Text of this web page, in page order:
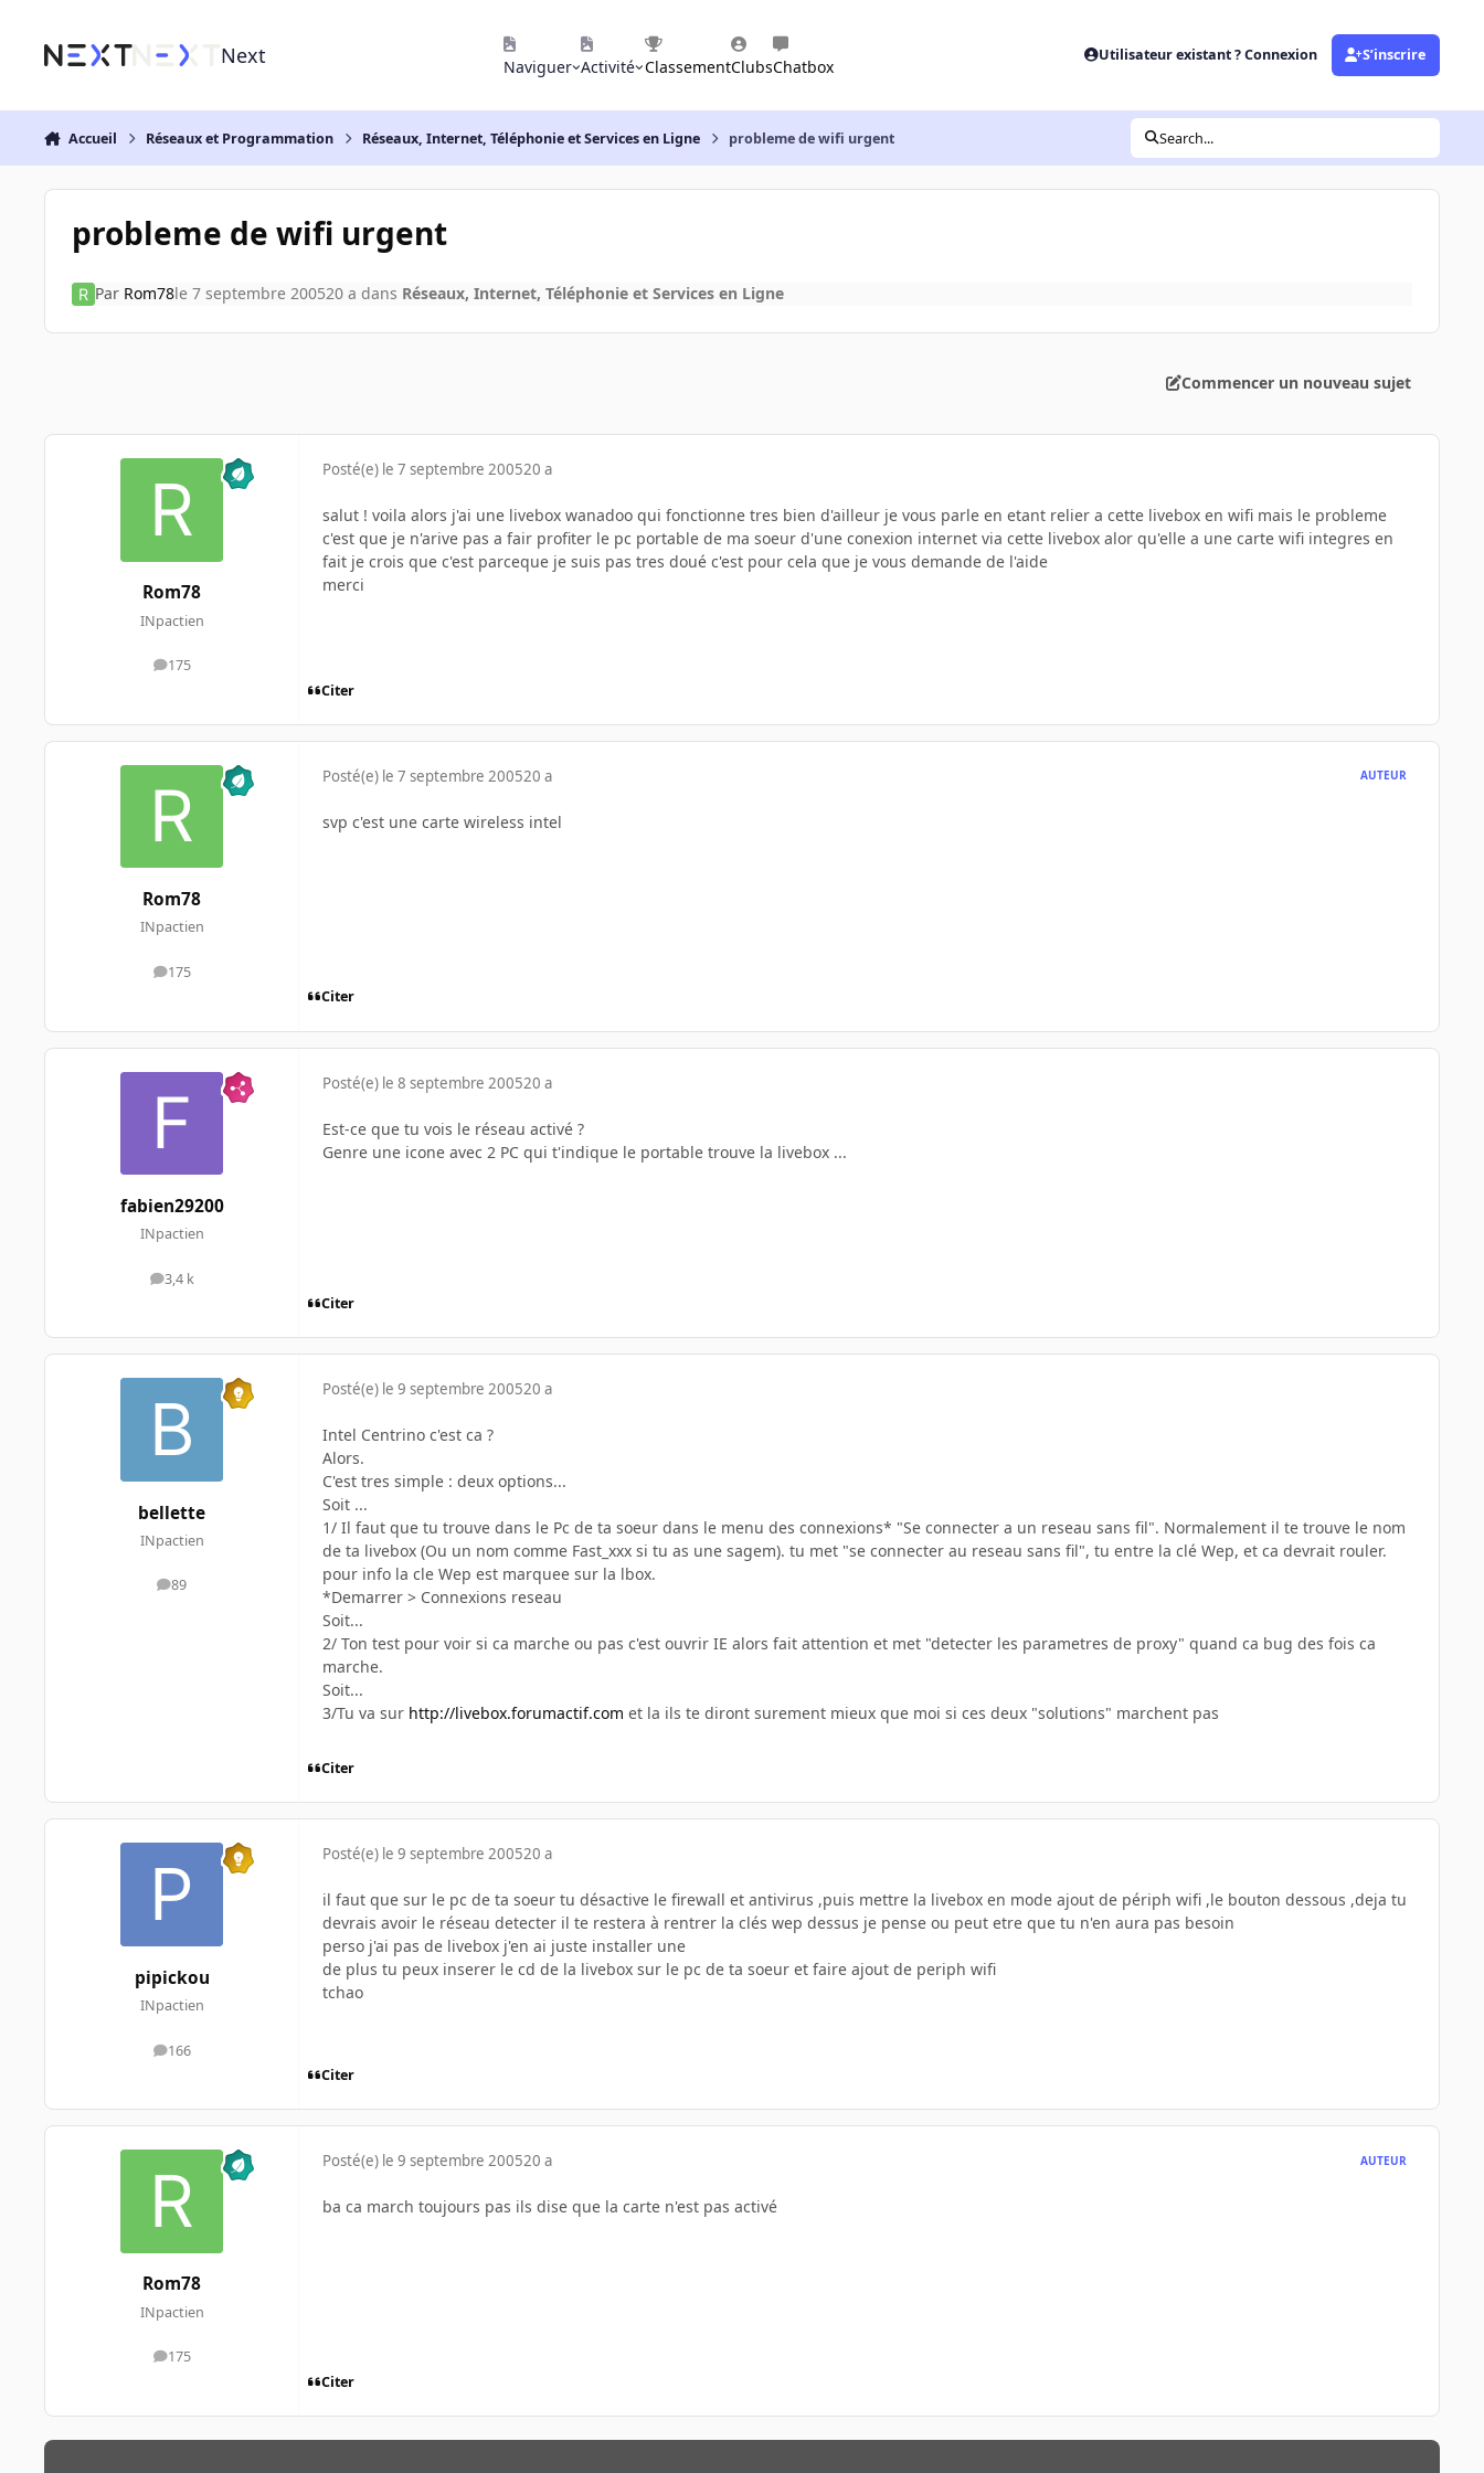
Next Naviguer Activité ClassementClubsChatbox
Utilisateur existant ? Connexion S’inscrire
Accueil Réseaux et Programmation Réseaux, Internet, Téléphonie et Services en Ligne probleme de wifi urgent Search...
probleme de wifi urgent
Par Rom78le 7 septembre 200520 a dans Réseaux, Internet, Téléphonie et Services en Ligne
Commencer un nouveau sujet
Rom78
INpactien
175
messages
Posté(e) le 7 septembre 200520 a
salut ! voila alors j'ai une livebox wanadoo qui fonctionne tres bien d'ailleur je vous parle en etant relier a cette livebox en wifi mais le probleme
c'est que je n'arive pas a fair profiter le pc portable de ma soeur d'une conexion internet via cette livebox alor qu'elle a une carte wifi integres en
fait je crois que c'est parceque je suis pas tres doué c'est pour cela que je vous demande de l'aide
merci
Citer
Rom78
INpactien
175
messages
Posté(e) le 7 septembre 200520 a AUTEUR
svp c'est une carte wireless intel
Citer
fabien29200
INpactien
3,4 k
messages
Posté(e) le 8 septembre 200520 a
Est-ce que tu vois le réseau activé ?
Genre une icone avec 2 PC qui t'indique le portable trouve la livebox ...
Citer
bellette
INpactien
89
messages
Posté(e) le 9 septembre 200520 a
Intel Centrino c'est ca ?
Alors.
C'est tres simple : deux options...
Soit ...
1/ Il faut que tu trouve dans le Pc de ta soeur dans le menu des connexions* "Se connecter a un reseau sans fil". Normalement il te trouve le nom
de ta livebox (Ou un nom comme Fast_xxx si tu as une sagem). tu met "se connecter au reseau sans fil", tu entre la clé Wep, et ca devrait rouler.
pour info la cle Wep est marquee sur la lbox.
*Demarrer > Connexions reseau
Soit...
2/ Ton test pour voir si ca marche ou pas c'est ouvrir IE alors fait attention et met "detecter les parametres de proxy" quand ca bug des fois ca
marche.
Soit...
3/Tu va sur http://livebox.forumactif.com et la ils te diront surement mieux que moi si ces deux "solutions" marchent pas
Citer
pipickou
INpactien
166
messages
Posté(e) le 9 septembre 200520 a
il faut que sur le pc de ta soeur tu désactive le firewall et antivirus ,puis mettre la livebox en mode ajout de périph wifi ,le bouton dessous ,deja tu
devrais avoir le réseau detecter il te restera à rentrer la clés wep dessus je pense ou peut etre que tu n'en aura pas besoin
perso j'ai pas de livebox j'en ai juste installer une
de plus tu peux inserer le cd de la livebox sur le pc de ta soeur et faire ajout de periph wifi
tchao
Citer
Rom78
INpactien
175
messages
Posté(e) le 9 septembre 200520 a AUTEUR
ba ca march toujours pas ils dise que la carte n'est pas activé
Citer